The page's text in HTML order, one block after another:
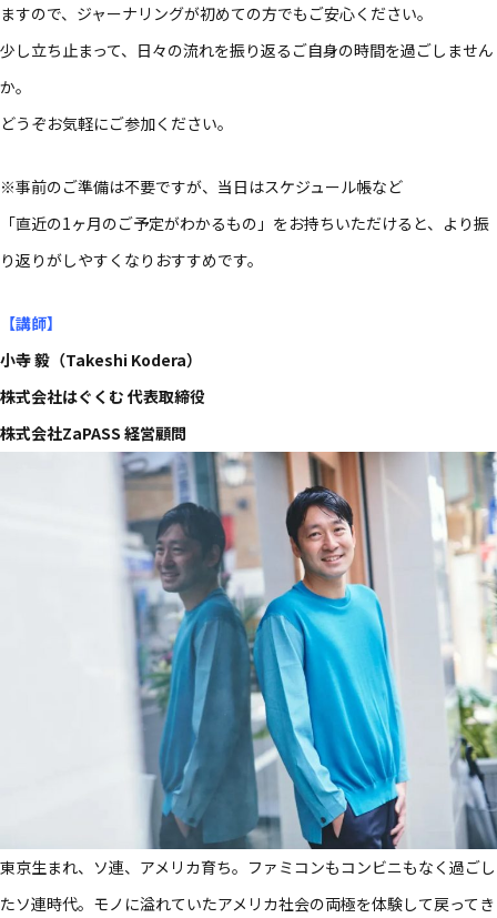
ますので、​ジャーナリングが​初めての方でも​ご安心ください。​
少し​立ち止まって、​日々の​流れを​振り返る​ご自身の​時間を​過ごしません
か。​
どう​ぞお気軽に​ご参加ください。​
※事前の​ご準備は​不要ですが、​当日は​スケジュール帳など​
「直近の​1ヶ月の​ご予定が​わかる​もの」を​お持ちいただけると、​より​振
り返りが​しやすくなりおすすめです。​
【講師】
小寺 毅（Takeshi Kodera）
株式会社はぐくむ 代表取締役
株式会社ZaPASS 経営顧問
東京生まれ、ソ連、アメリカ育ち。ファミコンもコンビニもなく過ごし
たソ連時代。モノに溢れていたアメリカ社会の両極を体験して戻ってき